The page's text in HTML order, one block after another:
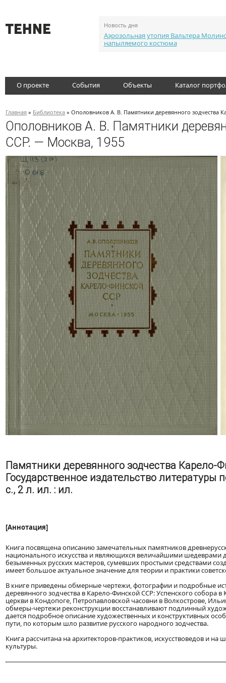
Новость дня
Аэрозольная утопия Вальтера
напыляемого костюма
О проекте События Объекты Каталог
Главная » Библиотека » Ополовников А. В. Памятники деревянного зодчества
Ополовников А. В. Памятники
ССР. — Москва, 1955
Памятники деревянного зодчества
Государственное издательство литературы
с., 2 л. ил. : ил.
[Аннотация]
Книга посвящена описанию замечательных памятников
национального искусства и являющихся величайшими шедеврами
безыменных русских мастеров, сумевших простыми средствами
имеет большое актуальное значение для теории и практики
В книге приведены обмерные чертежи, фотографии и подробные
деревянного зодчества в Карело-Финской ССР: Успенского собора
церкви в Кондопоге, Петропавловской часовни в Волкострове,
обмеры-чертежи реконструкции восстанавливают подлинный
дается подробное описание художественных и конструктивных
пути, по которым шло развитие русского народного зодчества.
Книга рассчитана на архитекторов-практиков, искусствоведов и
культуры.